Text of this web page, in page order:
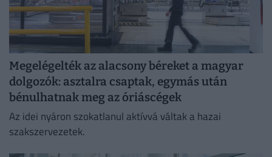
Megelégelték az alacsony béreket a magyar
dolgozók: asztalra csaptak, egymás után
bénulhatnak meg az óriáscégek
Az idei nyáron szokatlanul aktívvá váltak a hazai
szakszervezetek.